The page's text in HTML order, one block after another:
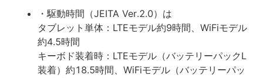
・駆動時間（JEITA Ver.2.0）は
タブレット単体：LTEモデル約9時間、WiFiモデル
約4.5時間
キーボド装着時：LTEモデル（バッテリーパックL
装着）約18.5時間、WiFiモデル（バッテリーパッ